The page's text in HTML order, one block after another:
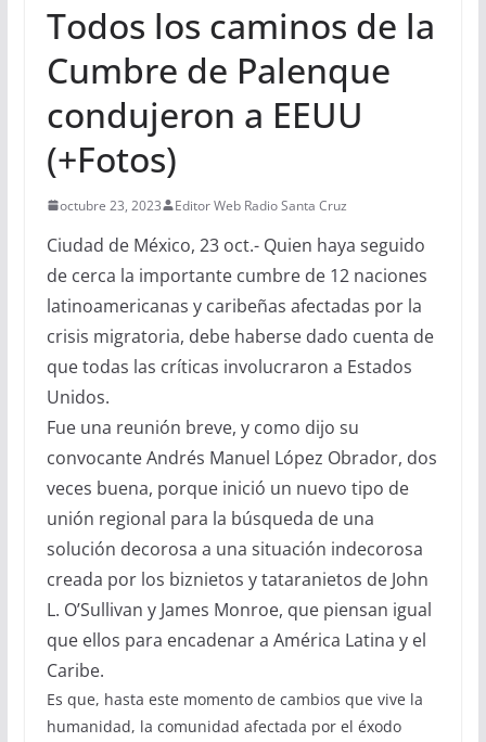
Todos los caminos de la
Cumbre de Palenque
condujeron a EEUU
(+Fotos)
octubre 23, 2023 Editor Web Radio Santa Cruz
Ciudad de México, 23 oct.- Quien haya seguido
de cerca la importante cumbre de 12 naciones
latinoamericanas y caribeñas afectadas por la
crisis migratoria, debe haberse dado cuenta de
que todas las críticas involucraron a Estados
Unidos.
Fue una reunión breve, y como dijo su
convocante Andrés Manuel López Obrador, dos
veces buena, porque inició un nuevo tipo de
unión regional para la búsqueda de una
solución decorosa a una situación indecorosa
creada por los biznietos y tataranietos de John
L. O’Sullivan y James Monroe, que piensan igual
que ellos para encadenar a América Latina y el
Caribe.
Es que, hasta este momento de cambios que vive la
humanidad, la comunidad afectada por el éxodo